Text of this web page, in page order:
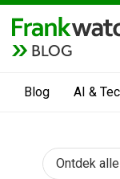
BLOG
Blog AI &
Ontdek